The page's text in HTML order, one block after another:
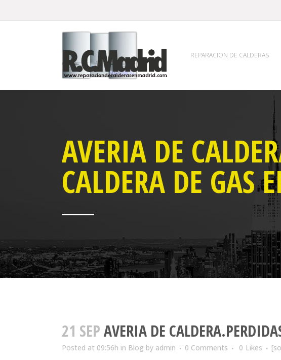
REPARACION DE CALDERAS
AVERIA DE
CALDERA DE GAS
21 SEPAVERIA DE
Posted at 09:56h in Blog by admin 0 Comments 0 Likes